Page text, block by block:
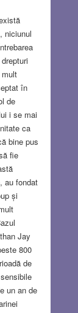
niciunul
în
de
i se mai
ca
bine pus
fie
au fondat
și
Jay
800
de
un an de